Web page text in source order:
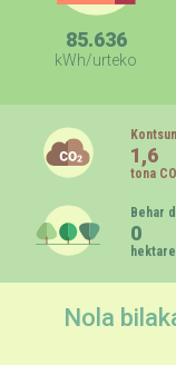
85.636
kWh/urteko
1,6
tona CO
Behar
0
Nola